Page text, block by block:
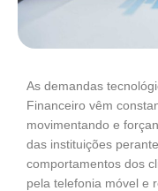
As demandas
Financeiro vêm
movimentando e
das instituições
comportamentos dos
pela telefonia móvel e